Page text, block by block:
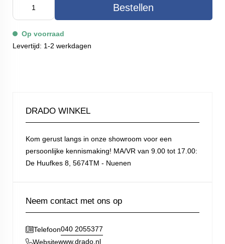
Bestellen
Op voorraad
Levertijd: 1-2 werkdagen
DRADO WINKEL
Kom gerust langs in onze showroom voor een
persoonlijke kennismaking! MA/VR van 9.00 tot 17.00:
De Huufkes 8, 5674TM - Nuenen
Neem contact met ons op
Telefoon040 2055377
Websitewww.drado.nl